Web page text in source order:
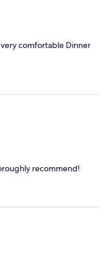
comfortable Dinner
recommend!